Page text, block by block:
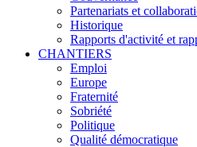
Partenariats et
Historique
Rapports d'activité et
CHANTIERS
Emploi
Europe
Fraternité
Sobriété
Politique
Qualité démocratique